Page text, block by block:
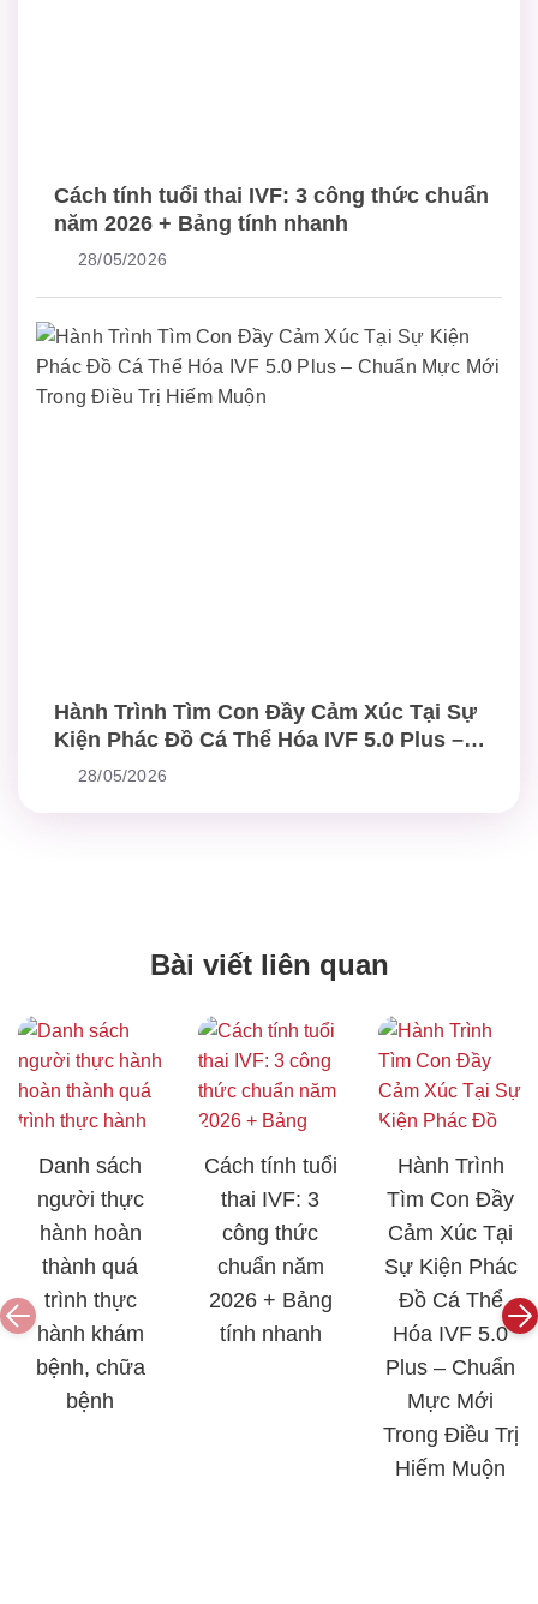
Cách tính tuổi thai IVF: 3 công thức chuẩn
năm 2026 + Bảng tính nhanh
28/05/2026
Hành Trình Tìm Con Đầy Cảm Xúc Tại Sự
Kiện Phác Đồ Cá Thể Hóa IVF 5.0 Plus –
Chuẩn Mực Mới Trong Điều Trị Hiếm Muộn
28/05/2026
Bài viết liên quan
Danh sách
người thực
hành hoàn
thành quá
trình thực
hành khám
bệnh, chữa
bệnh
Cách tính tuổi
thai IVF: 3
công thức
chuẩn năm
2026 + Bảng
tính nhanh
Hành Trình
Tìm Con Đầy
Cảm Xúc Tại
Sự Kiện Phác
Đồ Cá Thể
Hóa IVF 5.0
Plus – Chuẩn
Mực Mới
Trong Điều Trị
Hiếm Muộn